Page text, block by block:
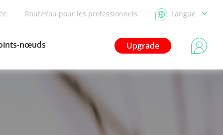
RouteYou pour les professionnels Langue
Upgrade
nœuds